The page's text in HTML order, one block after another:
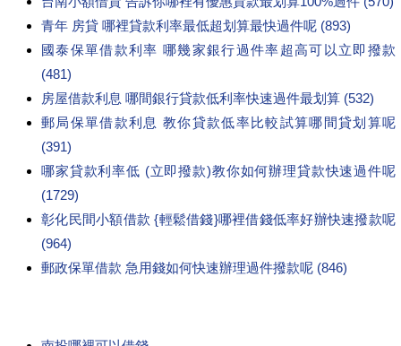
青年 房貸 哪裡貸款利率最低超划算最快過件呢 (893)
國泰保單借款利率 哪幾家銀行過件率超高可以立即撥款
(481)
房屋借款利息 哪間銀行貸款低利率快速過件最划算 (532)
郵局保單借款利息 教你貸款低率比較試算哪間貸划算呢
(391)
哪家貸款利率低 (立即撥款)教你如何辦理貸款快速過件呢
(1729)
彰化民間小額借款 {輕鬆借錢}哪裡借錢低率好辦快速撥款呢
(964)
郵政保單借款 急用錢如何快速辦理過件撥款呢 (846)